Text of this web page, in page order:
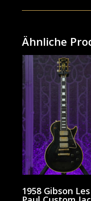
Ähnliche
1958 Gibson Les